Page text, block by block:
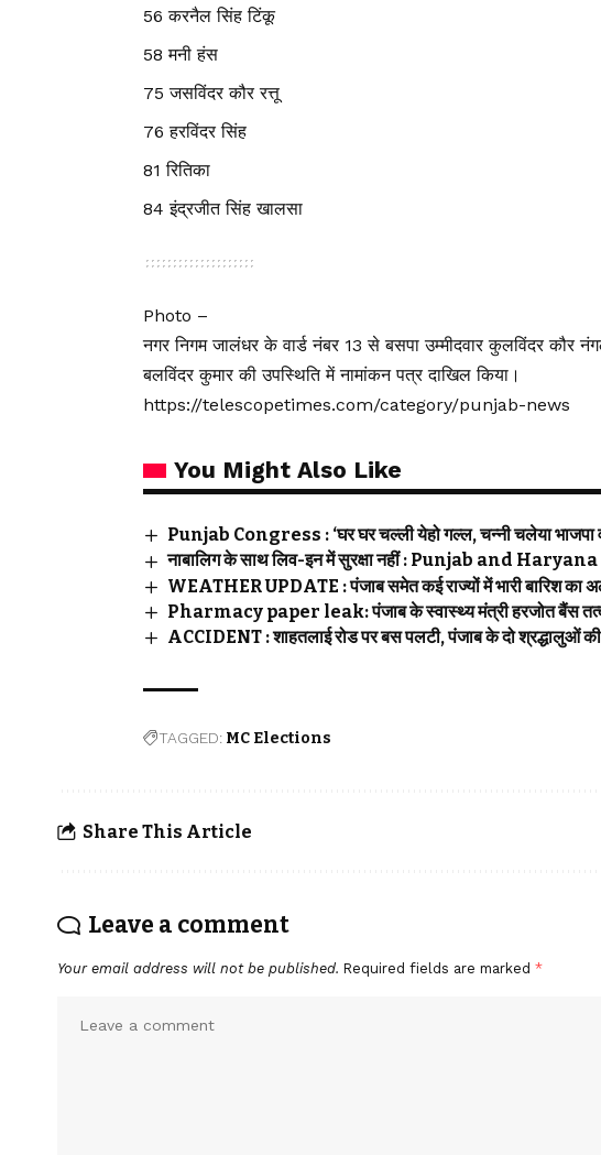
56 करनैल सिंह टिंकू
58 मनी हंस
75 जसविंदर कौर रत्तू
76 हरविंदर सिंह
81 रितिका
84 इंद्रजीत सिंह खालसा
Photo –
नगर निगम जालंधर के वार्ड नंबर 13 से बसपा उम्मीदवार कुलविंदर कौर
बलविंदर कुमार की उपस्थिति में नामांकन पत्र दाखिल किया।
https://telescopetimes.com/category/punjab-news
You Might Also Like
Punjab Congress : ‘घर घर चल्ली येहो गल्ल, चन्नी चलेया भाजपा
नाबालिग के साथ लिव-इन में सुरक्षा नहीं : Punjab and
WEATHER UPDATE : पंजाब समेत कई राज्यों में भारी बारिश का
Pharmacy paper leak: पंजाब के स्वास्थ्य मंत्री हरजोत बैंस
ACCIDENT : शाहतलाई रोड पर बस पलटी, पंजाब के दो श्रद्धालुओं
TAGGED: MC Elections
Share This Article
Leave a comment
Your email address will not be published. Required fields are marked *